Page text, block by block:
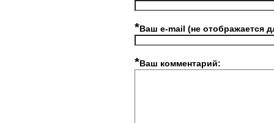
*Ваш e-mail (не отображается
*Ваш комментарий: